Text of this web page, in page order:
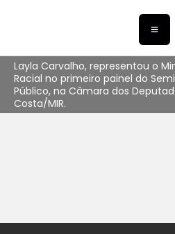
Layla Carvalho, representou o
Racial no primeiro painel do
Público, na Câmara dos
Costa/MIR.